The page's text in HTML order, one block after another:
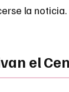
la noticia.
el